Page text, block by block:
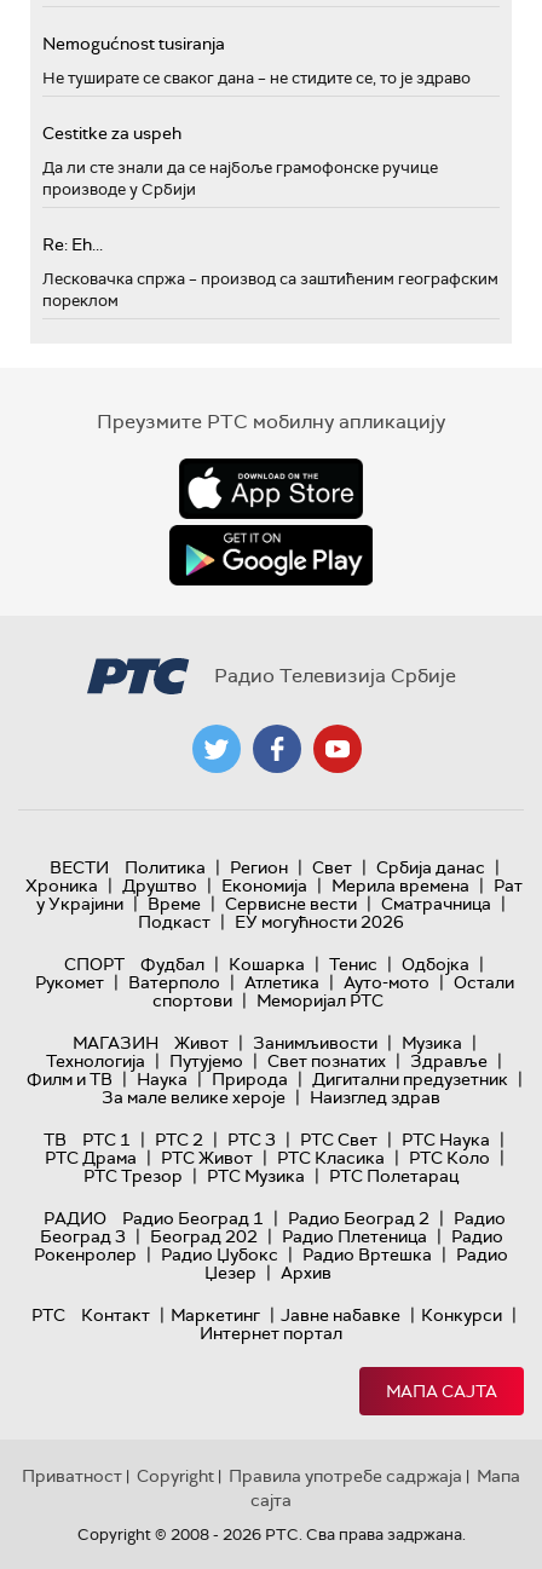
Nemogućnost tusiranja
Не туширате се сваког дана – не стидите се, то је здраво
Cestitke za uspeh
Да ли сте знали да се најбоље грамофонске ручице
производе у Србији
Re: Eh...
Лесковачка спржа – производ са заштићеним географским
пореклом
Преузмите РТС мобилну апликацију
Радио Телевизија Србије
ВЕСТИ Политика | Регион | Свет | Србија данас |
Хроника | Друштво | Економија | Мерила времена | Рат
у Украјини | Време | Сервисне вести | Сматрачница |
Подкаст | ЕУ могућности 2026
СПОРТ
Фудбал | Кошарка | Тенис | Одбојка |
Рукомет | Ватерполо | Атлетика | Ауто-мото | Остали
спортови | Меморијал РТС
МАГАЗИН
Живот | Занимљивости | Музика |
Технологијa | Путујемо | Свет познатих | Здравље |
Филм и ТВ | Наука | Природа | Дигитални предузетник |
За мале велике хероје | Наизглед здрав
ТВ
РТС 1 | РТС 2 | РТС 3 | РТС Свет | РТС Наука |
РТС Драма | РТС Живот | РТС Класика | РТС Коло |
РТС Трезор | РТС Музика | РТС Полетарац
РАДИО
Радио Београд 1 | Радио Београд 2 | Радио
Београд 3 | Београд 202 | Радио Плетеница | Радио
Рокенролер | Радио Џубокс | Радио Вртешка | Радио
Џезер | Архив
РТС
Контакт | Маркетинг | Јавне набавке | Конкурси |
Интернет портал
МАПА САЈТА
Приватност | Copyright | Правила употребе садржаја | Мапа
сајта
Copyright © 2008 - 2026 РТС. Сва права задржана.